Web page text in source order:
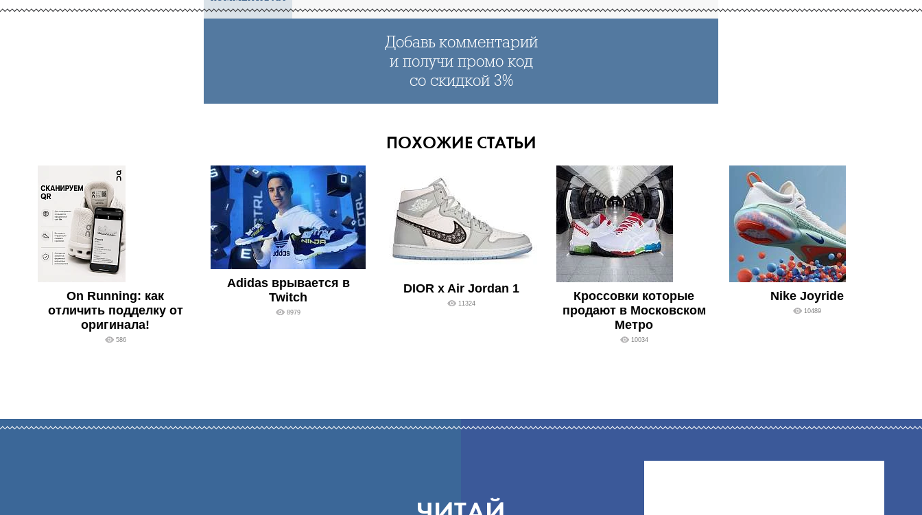
Добавь комментарий
и получи промо код
со скидкой 3%
ПОХОЖИЕ СТАТЬИ
On Running: как
отличить подделку от
оригинала!
586
Adidas врывается в
Twitch
8979
DIOR x Air Jordan 1
11324
Кроссовки которые
продают в Московском
Метро
10034
Nike Joyride
10489